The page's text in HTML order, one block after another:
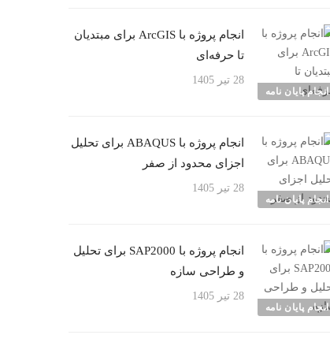
انجام پایان نامه
انجام پروژه با ArcGIS برای مبتدیان
تا حرفه‌ای
28 تیر 1405
انجام پایان نامه
انجام پروژه با ABAQUS برای تحلیل
اجزای محدود از صفر
28 تیر 1405
انجام پایان نامه
انجام پروژه با SAP2000 برای تحلیل
و طراحی سازه
28 تیر 1405